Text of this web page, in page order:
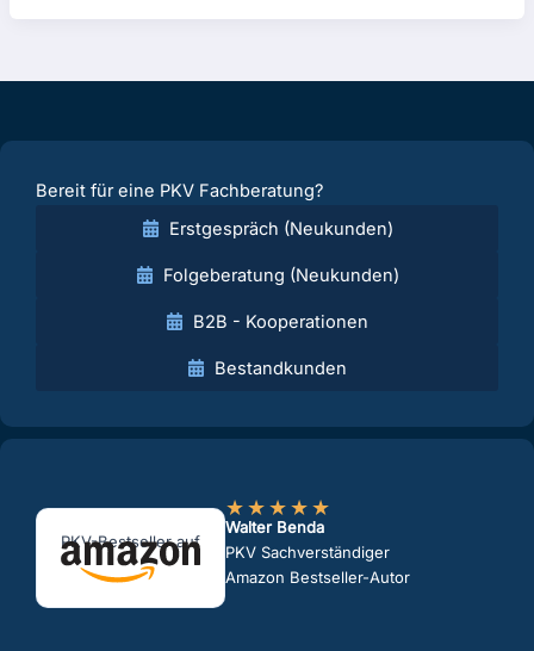
Bereit für eine PKV Fachberatung?
Erstgespräch (Neukunden)
Folgeberatung (Neukunden)
B2B - Kooperationen
Bestandkunden
PKV-Bestseller auf
★★★★★
Walter Benda
PKV Sachverständiger
Amazon Bestseller-Autor